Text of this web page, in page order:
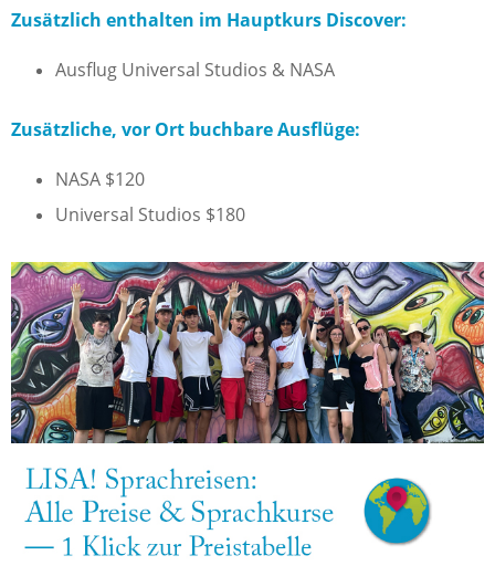
Zusätzlich enthalten im Hauptkurs Discover:
Ausflug Universal Studios & NASA
Zusätzliche, vor Ort buchbare Ausflüge:
NASA $120
Universal Studios $180